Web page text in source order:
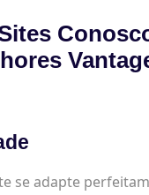
se adapte